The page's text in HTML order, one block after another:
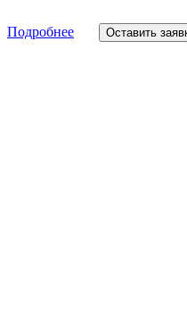
Подробнее Оставить